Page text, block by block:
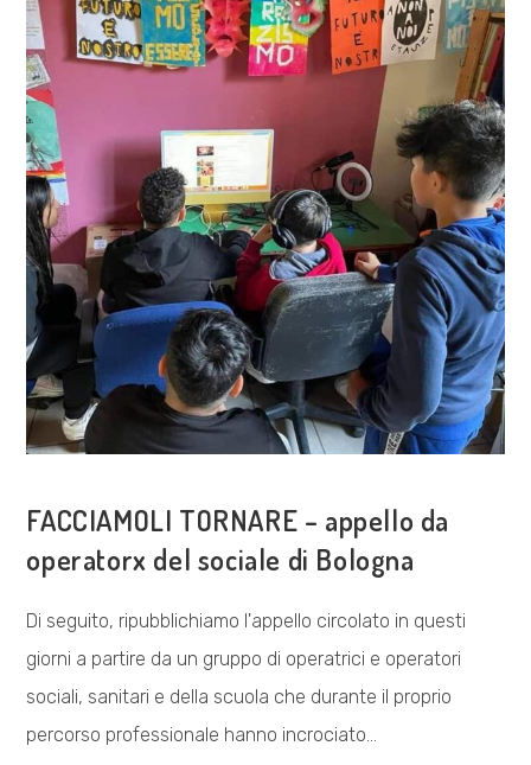
FACCIAMOLI TORNARE – appello da
operatorx del sociale di Bologna
Di seguito, ripubblichiamo l'appello circolato in questi
giorni a partire da un gruppo di operatrici e operatori
sociali, sanitari e della scuola che durante il proprio
percorso professionale hanno incrociato…